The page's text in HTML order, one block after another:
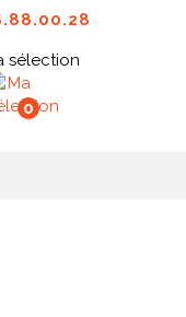
sélection
0